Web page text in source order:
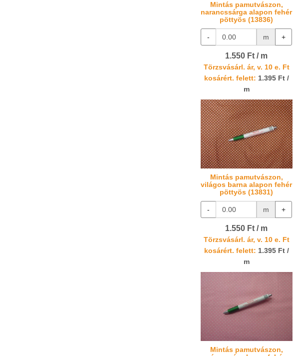
Mintás pamutvászon,
narancssárga alapon fehér
pöttyös (13836)
- m +
1.550 Ft / m
Törzsvásárl. ár, v. 10 e. Ft
kosárért. felett: 1.395 Ft /
m
Mintás pamutvászon,
világos barna alapon fehér
pöttyös (13831)
- m +
1.550 Ft / m
Törzsvásárl. ár, v. 10 e. Ft
kosárért. felett: 1.395 Ft /
m
Mintás pamutvászon,